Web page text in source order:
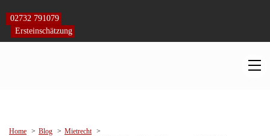
content
02732 791079
Ersteinschätzung
Home Blog
Mietrecht